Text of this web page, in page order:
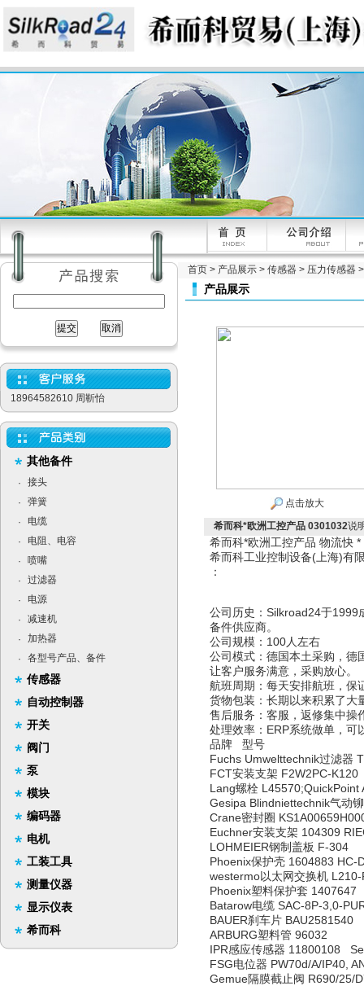
18964582610 周靳怡
其他备件
·
接头
·
弹簧
·
电缆
·
电阻、电容
·
喷嘴
·
过滤器
·
电源
·
减速机
·
加热器
·
各型号产品、备件
传感器
自动控制器
开关
阀门
泵
模块
编码器
电机
工装工具
测量仪器
显示仪表
希而科
首页 > 产品展示 > 传感器 > 压力传感器
产品展示
点击放大
希而科*欧洲工控产品 0301032说
希而科*欧洲工控产品 物流
希而科工业控制设备(上海)
：
公司历史：Silkroad24于1999
备件供应商。
公司规模：100人左右
公司模式：德国本土采购，德
让客户服务满意，采购放心。
航班周期：每天安排航班，保
货物包装：长期以来积累了大
售后服务：客服，返修集中操
处理效率：ERP系统做单，可
品牌 型号
Fuchs Umwelttechnik过滤器
FCT安装支架 F2W2PC-K120
Lang螺栓
Gesipa Blindniettechnik气动
Crane密封圈
Euchner安装支架 104309
LOHMEIER钢制盖板 F-304
Phoenix保护壳 1604883
westermo以太网交换机
Phoenix塑料保护套 1407647
Batarow电缆 SAC-8P-3,0-
BAUER刹车片 BAU2581540
ARBURG塑料管 96032
IPR感应传感器 11800108
FSG电位器 PW70d/A/IP40,
Gemue隔膜截止阀 R690/25/